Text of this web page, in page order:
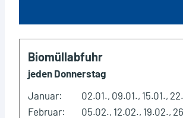
Biomüllabfuhr
jeden Donnerstag
Januar:
02.01., 09.01., 15.01.,
Februar:
05.02., 12.02., 19.02.,